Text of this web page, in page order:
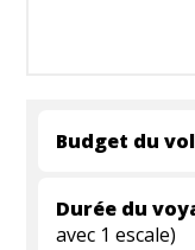
Budget du
Durée du
avec 1 escale)